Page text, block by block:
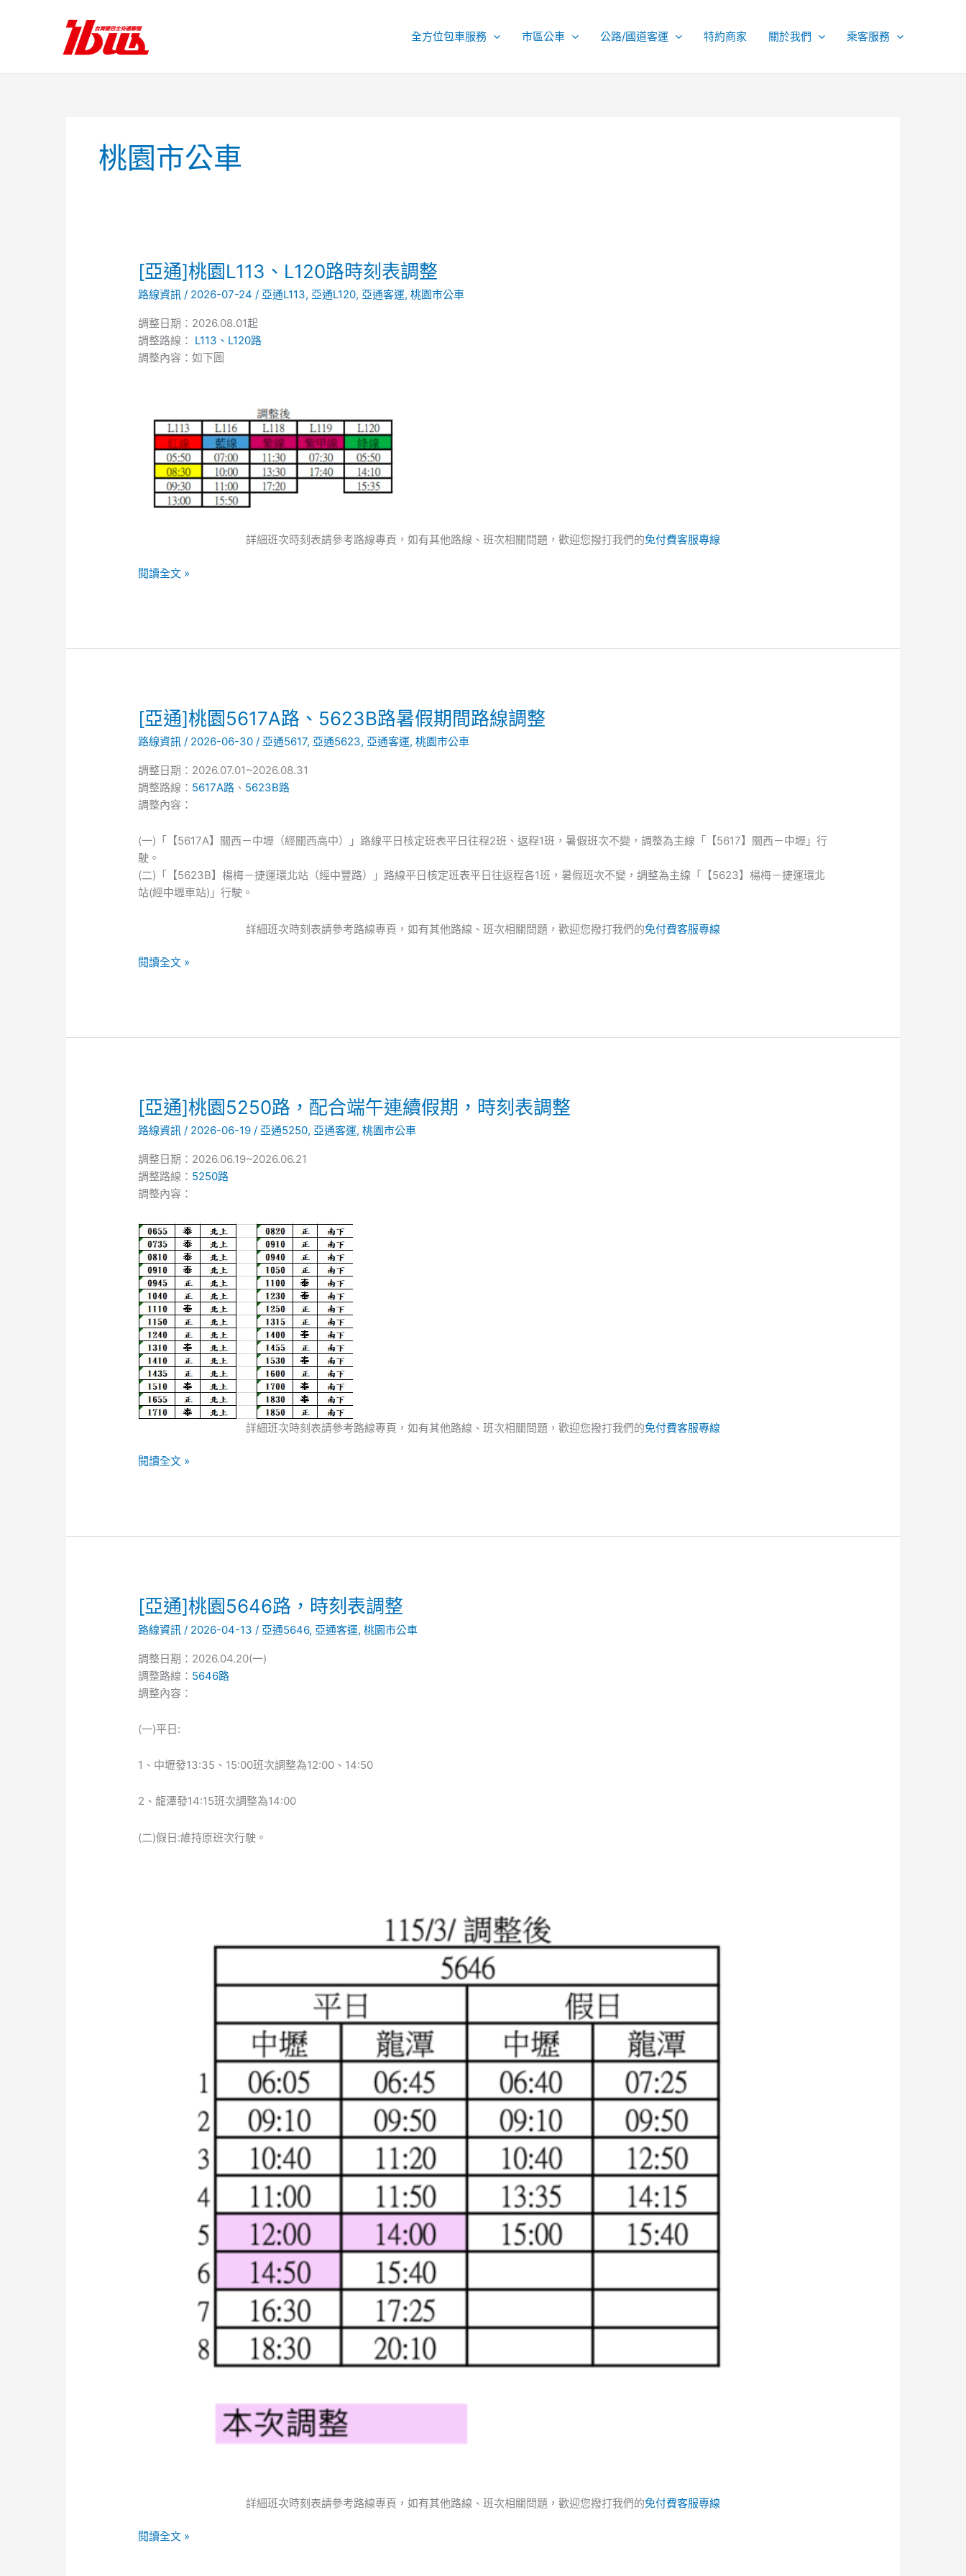
內
全方位包車服務 市區公車 公路/國道客運 特約商家 關於我們 乘客服務
桃園市公車
[亞通]桃園L113、L120路時刻表調整
路線資訊 / 2026-07-24/ 亞通L113, 亞通L120, 亞通客運,桃園市公車
調整日期：2026.08.01起
調整路線： L113、L120路
調整內容：如下圖
詳細班次時刻表請參考路線專頁，如有其他路線、班次相關問題，歡迎您撥打我們的免付費客服專線
[亞
通]
桃
園
L113、
L120
閱讀全文 »
[亞通]桃園5617A路、5623B路暑假期間路線調整
路線資訊 / 2026-06-30/ 亞通5617, 亞通5623, 亞通客運,桃園市公車
調整日期：2026.07.01~2026.08.31
調整路線： 5617A路 、 5623B路
調整內容：
(一)「【5617A】關西－中壢（經關西高中）」路線平日核定班表平日往程2班、返程1班，暑假班次不變，調整為主線「【5617】關西－中壢」行
駛。
(二)「【5623B】楊梅－捷運環北站（經中豐路）」路線平日核定班表平日往返程各1班，暑假班次不變，調整為主線「【5623】楊梅－捷運環北
站(經中壢車站)」行駛。
詳細班次時刻表請參考路線專頁，如有其他路線、班次相關問題，歡迎您撥打我們的免付費客服專線
[亞
通]
桃
園
5617A
路、
路
暑
假
期
調
閱讀全文 »
[亞通]桃園5250路，配合端午連續假期，時刻表調整
路線資訊 / 2026-06-19/ 亞通5250, 亞通客運,桃園市公車
調整日期：2026.06.19~2026.06.21
調整路線： 5250路
調整內容：
詳細班次時刻表請參考路線專頁，如有其他路線、班次相關問題，歡迎您撥打我們的免付費客服專線
[亞
通]
桃
園
5250
路，
合
端
午
連
續
假
期，
時
刻
表
調
整
閱讀全文 »
[亞通]桃園5646路，時刻表調整
路線資訊 / 2026-04-13 / 亞通5646, 亞通客運,桃園市公車
調整日期：2026.04.20(一)
調整路線： 5646路
調整內容：
(一)平日:
1、中壢發13:35、15:00班次調整為12:00、14:50
2、龍潭發14:15班次調整為14:00
(二)假日:維持原班次行駛。
詳細班次時刻表請參考路線專頁，如有其他路線、班次相關問題，歡迎您撥打我們的免付費客服專線
[亞
通]
桃
園
5646
路，
刻
閱讀全文 »